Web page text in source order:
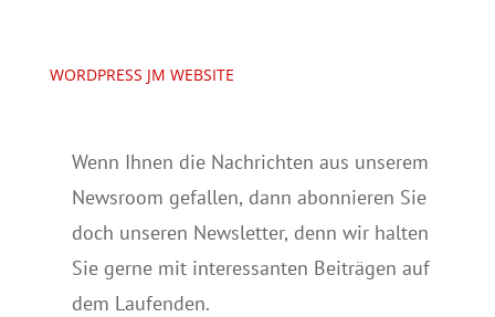
WORDPRESS JM WEBSITE
Wenn Ihnen die Nachrichten aus unserem
Newsroom gefallen, dann abonnieren Sie
doch unseren Newsletter, denn wir halten
Sie gerne mit interessanten Beiträgen auf
dem Laufenden.